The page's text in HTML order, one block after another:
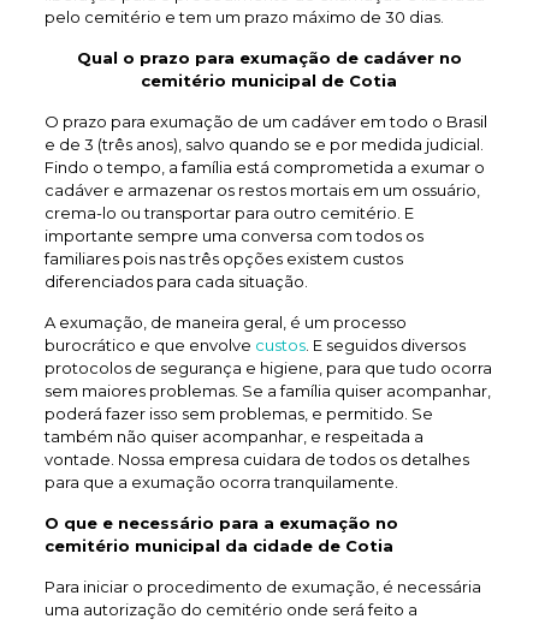
pelo cemitério e tem um prazo máximo de 30 dias.
Qual o prazo para exumação de cadáver no
cemitério municipal de Cotia
O prazo para exumação de um cadáver em todo o Brasil
e de 3 (três anos), salvo quando se e por medida judicial.
Findo o tempo, a família está comprometida a exumar o
cadáver e armazenar os restos mortais em um ossuário,
crema-lo ou transportar para outro cemitério. E
importante sempre uma conversa com todos os
familiares pois nas três opções existem custos
diferenciados para cada situação.
A exumação, de maneira geral, é um processo
burocrático e que envolve custos. E seguidos diversos
protocolos de segurança e higiene, para que tudo ocorra
sem maiores problemas. Se a família quiser acompanhar,
poderá fazer isso sem problemas, e permitido. Se
também não quiser acompanhar, e respeitada a
vontade. Nossa empresa cuidara de todos os detalhes
para que a exumação ocorra tranquilamente.
O que e necessário para a exumação no
cemitério municipal da cidade de Cotia
Para iniciar o procedimento de exumação, é necessária
uma autorização do cemitério onde será feito a